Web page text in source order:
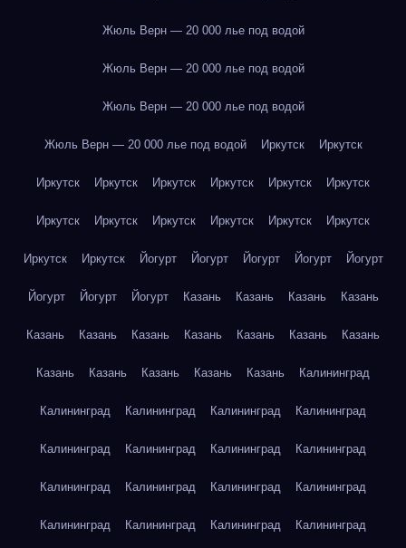
Жюль Верн — 20 000 лье под водой
Жюль Верн — 20 000 лье под водой
Жюль Верн — 20 000 лье под водой
Жюль Верн — 20 000 лье под водой Иркутск Иркутск
Иркутск Иркутск Иркутск Иркутск Иркутск Иркутск
Иркутск Иркутск Иркутск Иркутск Иркутск Иркутск
Иркутск Иркутск Йогурт Йогурт Йогурт Йогурт Йогурт
Йогурт Йогурт Йогурт Казань Казань Казань Казань
Казань Казань Казань Казань Казань Казань Казань
Казань Казань Казань Казань Казань Калининград
Калининград Калининград Калининград Калининград
Калининград Калининград Калининград Калининград
Калининград Калининград Калининград Калининград
Калининград Калининград Калининград Калининград